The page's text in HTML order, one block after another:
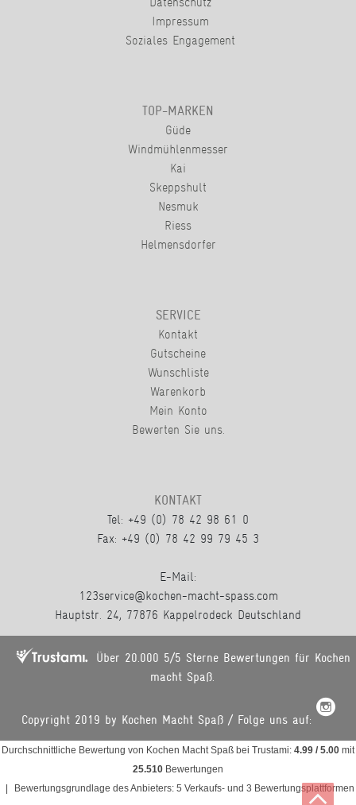
Impressum
Soziales Engagement
TOP-MARKEN
Güde
Windmühlenmesser
Kai
Skeppshult
Nesmuk
Riess
Helmensdorfer
SERVICE
Kontakt
Gutscheine
Wunschliste
Warenkorb
Mein Konto
Bewerten Sie uns.
KONTAKT
Tel: +49 (0) 78 42 98 61 0
Fax: +49 (0) 78 42 99 79 45 3
E-Mail:
123service@kochen-macht-spass.com
Hauptstr. 24, 77876 Kappelrodeck Deutschland
Über 20.000 5/5 Sterne Bewertungen für Kochen
macht Spaß.
Copyright 2019 by Kochen Macht Spaß / Folge uns auf:
Durchschnittliche Bewertung von Kochen Macht Spaß bei Trustami: 4.99 / 5.00 mit
25.510 Bewertungen
Bewertungsgrundlage des Anbieters: 5 Verkaufs- und 3 Bewertungsplattformen